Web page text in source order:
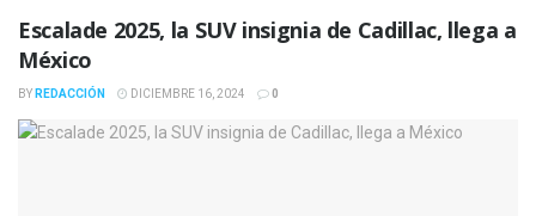
Escalade 2025, la SUV insignia de Cadillac, llega a
México
BY REDACCIÓN DICIEMBRE 16, 2024 0